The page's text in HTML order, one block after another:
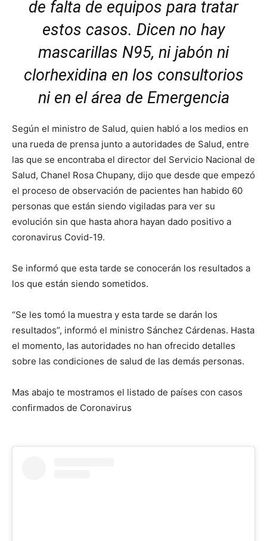
de falta de equipos para tratar
estos casos. Dicen no hay
mascarillas N95, ni jabón ni
clorhexidina en los consultorios
ni en el área de Emergencia
Según el ministro de Salud, quien habló a los medios en
una rueda de prensa junto a autoridades de Salud, entre
las que se encontraba el director del Servicio Nacional de
Salud, Chanel Rosa Chupany, dijo que desde que empezó
el proceso de observación de pacientes han habido 60
personas que están siendo vigiladas para ver su
evolución sin que hasta ahora hayan dado positivo a
coronavirus Covid-19.
Se informó que esta tarde se conocerán los resultados a
los que están siendo sometidos.
“Se les tomó la muestra y esta tarde se darán los
resultados”, informó el ministro Sánchez Cárdenas. Hasta
el momento, las autoridades no han ofrecido detalles
sobre las condiciones de salud de las demás personas.
Mas abajo te mostramos el listado de países con casos
confirmados de Coronavirus